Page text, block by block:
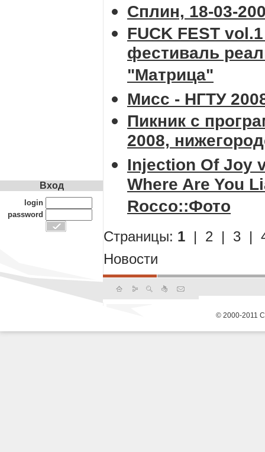
Сплин, 18-03-
FUCK FEST
фестиваль
"Матрица"
Мисс - НГТУ
Пикник с
2008,
Injection Of Joy
Where Are You
Rocco::Фото
Страницы: 1 | 2 | 3 |
Новости
Вход
login
password
© 2000-2011